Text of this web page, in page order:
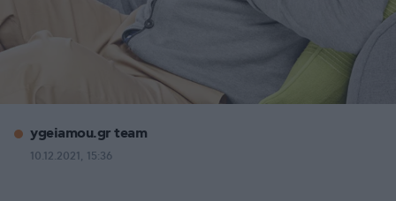
ygeiamou.gr team
10.12.2021, 15:36